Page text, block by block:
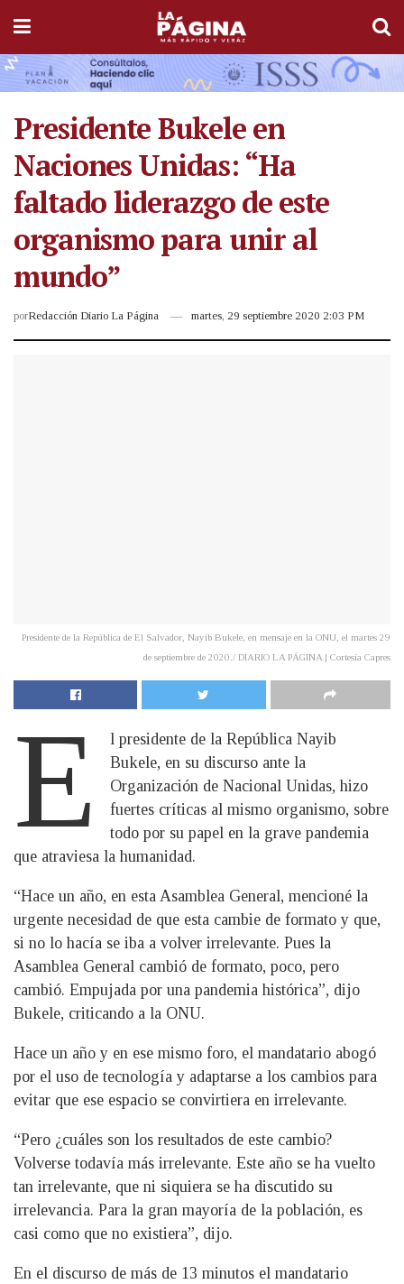
Presidente Bukele en
Naciones Unidas: “Ha
faltado liderazgo de este
organismo para unir al
mundo”
porRedacción Diario La Página martes, 29 septiembre 2020 2:03 PM
Presidente de la República de El Salvador, Nayib Bukele, en mensaje en la ONU, el martes 29
de septiembre de 2020./ DIARIO LA PÁGINA | Cortesía Capres
E
l presidente de la República Nayib
Bukele, en su discurso ante la
Organización de Nacional Unidas, hizo
fuertes críticas al mismo organismo, sobre
todo por su papel en la grave pandemia
que atraviesa la humanidad.
“Hace un año, en esta Asamblea General, mencioné la
urgente necesidad de que esta cambie de formato y que,
si no lo hacía se iba a volver irrelevante. Pues la
Asamblea General cambió de formato, poco, pero
cambió. Empujada por una pandemia histórica”, dijo
Bukele, criticando a la ONU.
Hace un año y en ese mismo foro, el mandatario abogó
por el uso de tecnología y adaptarse a los cambios para
evitar que ese espacio se convirtiera en irrelevante.
“Pero ¿cuáles son los resultados de este cambio?
Volverse todavía más irrelevante. Este año se ha vuelto
tan irrelevante, que ni siquiera se ha discutido su
irrelevancia. Para la gran mayoría de la población, es
casi como que no existiera”, dijo.
En el discurso de más de 13 minutos el mandatario